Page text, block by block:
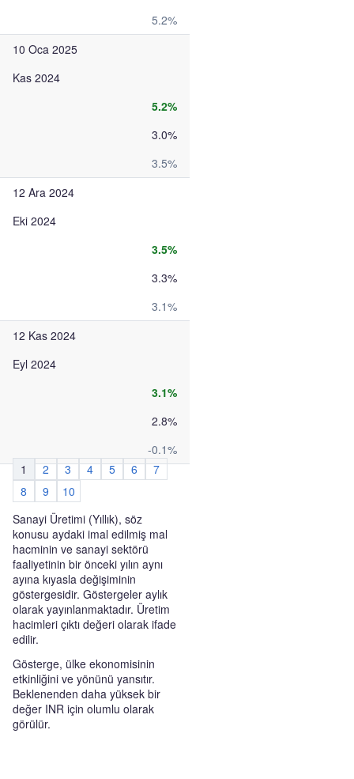
5.2%
10 Oca 2025
Kas 2024
5.2%
3.0%
3.5%
12 Ara 2024
Eki 2024
3.5%
3.3%
3.1%
12 Kas 2024
Eyl 2024
3.1%
2.8%
-0.1%
1
2 3 4 5 6
7
8
9
10
Sanayi Üretimi (Yıllık), söz
konusu aydaki imal edilmiş mal
hacminin ve sanayi sektörü
faaliyetinin bir önceki yılın aynı
ayına kıyasla değişiminin
göstergesidir. Göstergeler aylık
olarak yayınlanmaktadır. Üretim
hacimleri çıktı değeri olarak ifade
edilir.
Gösterge, ülke ekonomisinin
etkinliğini ve yönünü yansıtır.
Beklenenden daha yüksek bir
değer INR için olumlu olarak
görülür.